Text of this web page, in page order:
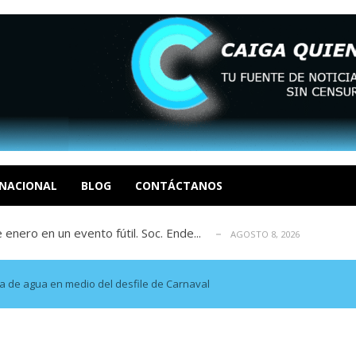
BLOG CONTÁCTANOS
R AGOSTO 8, 2026
Realpolitik y el Desmante... AGOSTO 8, 2026
García AGOSTO 7, 2026
en un evento fútil. Soc. Ende...
Luis Centeno S AGOSTO 8, 2026
R AGOSTO 8, 2026
Realpolitik y el Desmante...
García AGOSTO 7, 2026
de agua en medio del desfile de Carnaval